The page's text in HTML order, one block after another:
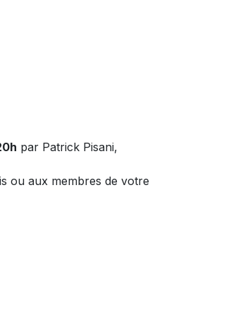
par Patrick Pisani,
ou aux membres de votre